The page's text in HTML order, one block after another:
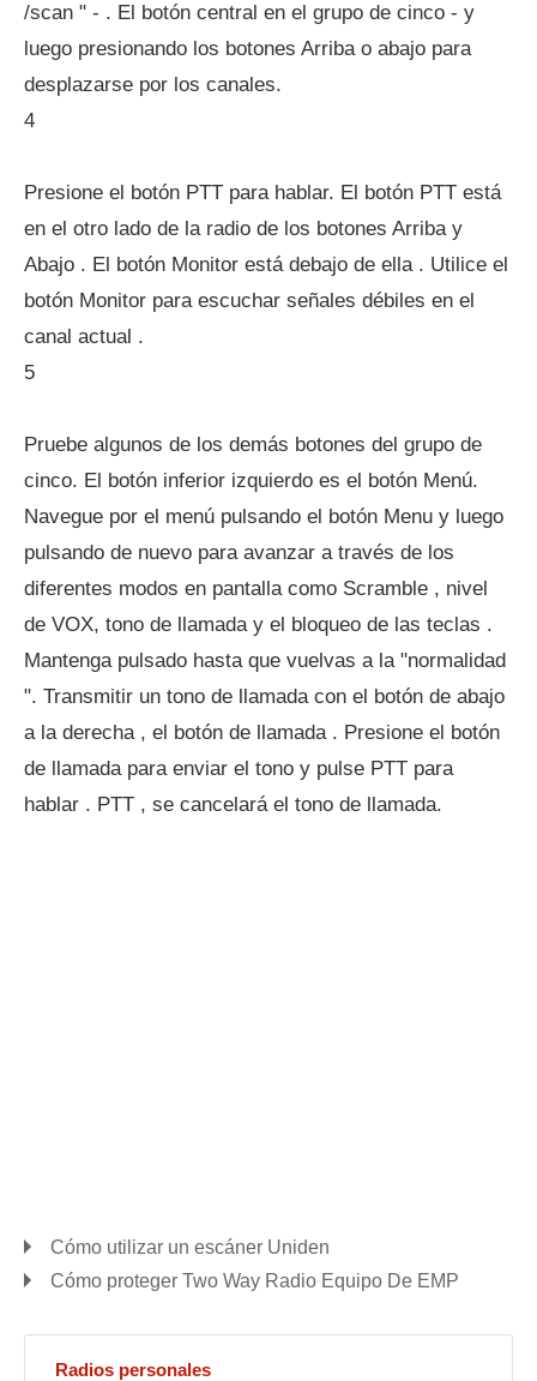
/scan " - . El botón central en el grupo de cinco - y
luego presionando los botones Arriba o abajo para
desplazarse por los canales.
4
Presione el botón PTT para hablar. El botón PTT está
en el otro lado de la radio de los botones Arriba y
Abajo . El botón Monitor está debajo de ella . Utilice el
botón Monitor para escuchar señales débiles en el
canal actual .
5
Pruebe algunos de los demás botones del grupo de
cinco. El botón inferior izquierdo es el botón Menú.
Navegue por el menú pulsando el botón Menu y luego
pulsando de nuevo para avanzar a través de los
diferentes modos en pantalla como Scramble , nivel
de VOX, tono de llamada y el bloqueo de las teclas .
Mantenga pulsado hasta que vuelvas a la "normalidad
". Transmitir un tono de llamada con el botón de abajo
a la derecha , el botón de llamada . Presione el botón
de llamada para enviar el tono y pulse PTT para
hablar . PTT , se cancelará el tono de llamada.
Cómo utilizar un escáner Uniden
Cómo proteger Two Way Radio Equipo De EMP
Radios personales